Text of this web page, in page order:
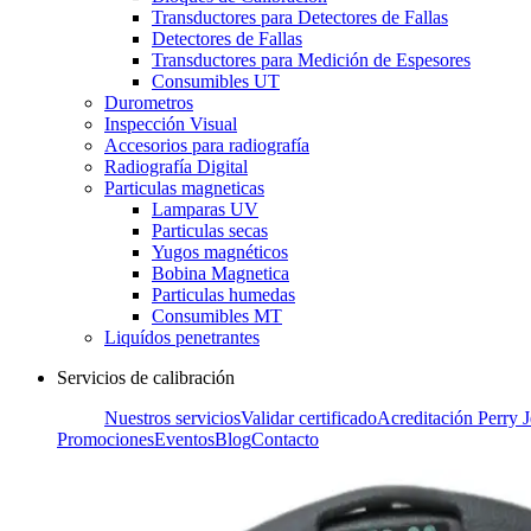
Transductores para Detectores de Fallas
Detectores de Fallas
Transductores para Medición de Espesores
Consumibles UT
Durometros
Inspección Visual
Accesorios para radiografía
Radiografía Digital
Particulas magneticas
Lamparas UV
Particulas secas
Yugos magnéticos
Bobina Magnetica
Particulas humedas
Consumibles MT
Liquídos penetrantes
Servicios de calibración
Nuestros serviciosValidar certificadoAcreditación Perry
PromocionesEventosBlogContacto